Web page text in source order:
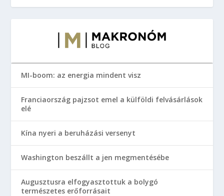
MI-boom: az energia mindent visz
Franciaország pajzsot emel a külföldi felvásárlások
elé
Kína nyeri a beruházási versenyt
Washington beszállt a jen megmentésébe
Augusztusra elfogyasztottuk a bolygó
természetes erőforrásait